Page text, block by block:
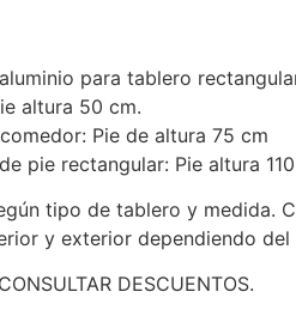
para tablero
altura 50 cm.
Pie de altura 75 cm
pie rectangular: Pie altura
tipo de tablero y medida.
y exterior dependiendo
DESCUENTOS.